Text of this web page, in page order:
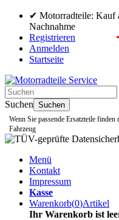
✔ Motorradteile: Kauf
Nachnahme
Registrieren
Anmelden
Startseite
Suchen Suchen
Wenn Sie passende Ersatzteile
Fahrzeug
Menü
Kontakt
Impressum
Kasse
Warenkorb(0)Artikel
Ihr Warenkorb ist